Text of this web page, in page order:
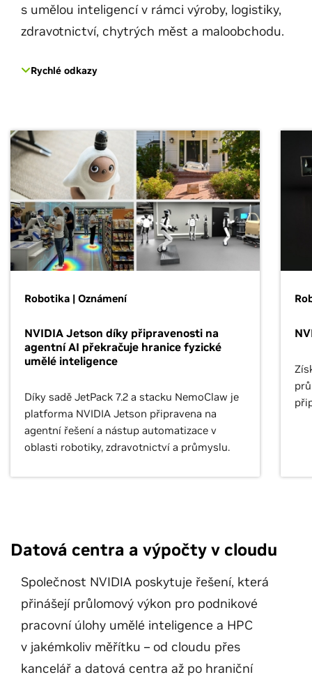
s umělou inteligencí v rámci výroby, logistiky,
zdravotnictví, chytrých měst a maloobchodu.
Rychlé odkazy
Robotika | Oznámení
NVIDIA Jetson díky připravenosti na
agentní AI překračuje hranice fyzické
umělé inteligence
Díky sadě JetPack 7.2 a stacku NemoClaw je
platforma NVIDIA Jetson připravena na
agentní řešení a nástup automatizace v
oblasti robotiky, zdravotnictví a průmyslu.
Datová centra a výpočty v cloudu
Společnost NVIDIA poskytuje řešení, která
přinášejí průlomový výkon pro podnikové
pracovní úlohy umělé inteligence a HPC
v jakémkoliv měřítku – od cloudu přes
kancelář a datová centra až po hraniční